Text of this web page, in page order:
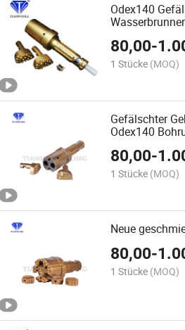
Odex140
80,00-
1 Stücke (MOQ)
Gefälschter
Odex140
80,00-
1 Stücke (MOQ)
Neue
80,00-
1 Stücke (MOQ)